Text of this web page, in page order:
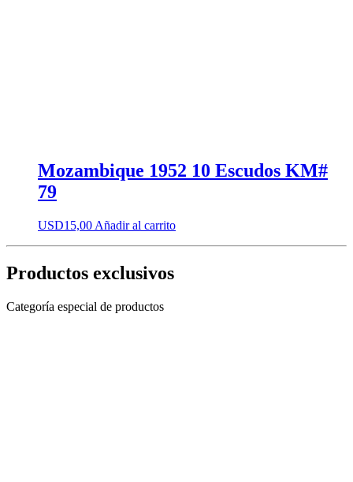
Mozambique 1952 10 Escudos KM#
79
USD15,00 Añadir al carrito
Productos exclusivos
Categoría especial de productos